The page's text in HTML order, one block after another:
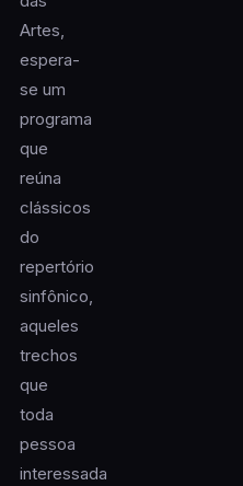
Artes,
espera-
se um
programa
que
reúna
clássicos
do
repertório
sinfônico,
aqueles
trechos
que
toda
pessoa
interessada